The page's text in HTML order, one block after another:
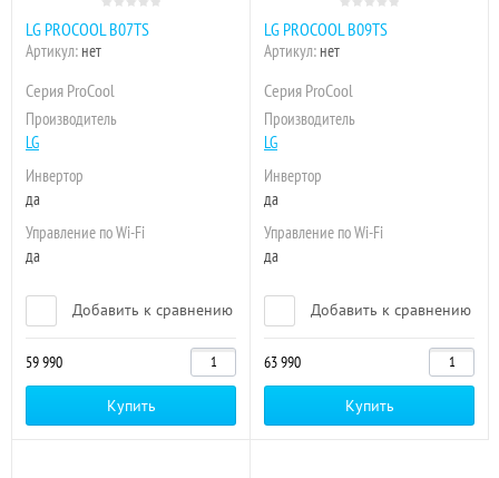
LG PROCOOL B07TS
Артикул: нет
Серия ProCool
Производитель
LG
Инвертор
да
Управление по Wi-Fi
да
Добавить к сравнению
59 990
Купить
LG PROCOOL B09TS
Артикул: нет
Серия ProCool
Производитель
LG
Инвертор
да
Управление по Wi-Fi
да
Добавить к сравнению
63 990
Купить